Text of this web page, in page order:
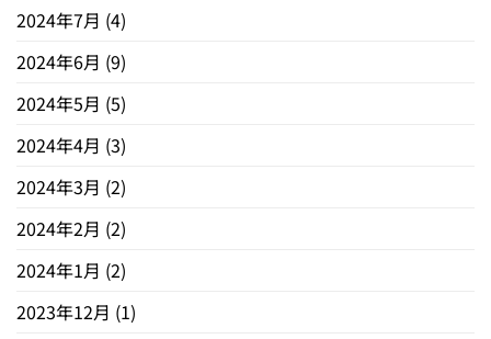
2024年7月 (4)
2024年6月 (9)
2024年5月 (5)
2024年4月 (3)
2024年3月 (2)
2024年2月 (2)
2024年1月 (2)
2023年12月 (1)